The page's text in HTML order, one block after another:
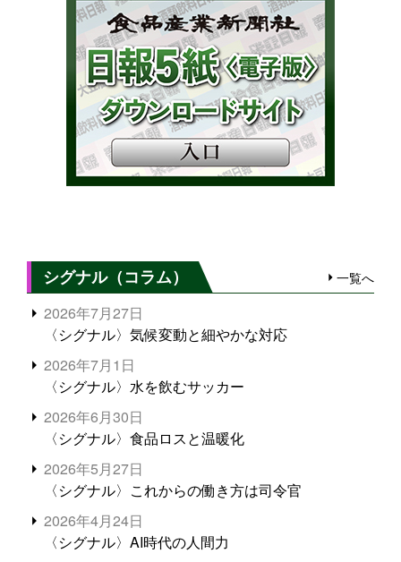
シグナル（コラム） 一覧へ
2026年7月27日
〈シグナル〉気候変動と細やかな対応
2026年7月1日
〈シグナル〉水を飲むサッカー
2026年6月30日
〈シグナル〉食品ロスと温暖化
2026年5月27日
〈シグナル〉これからの働き方は司令官
2026年4月24日
〈シグナル〉AI時代の人間力